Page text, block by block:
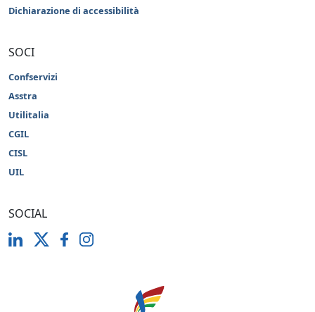
Dichiarazione di accessibilità
SOCI
Confservizi
Asstra
Utilitalia
CGIL
CISL
UIL
SOCIAL